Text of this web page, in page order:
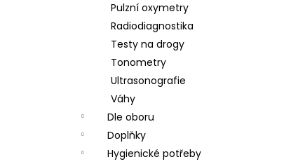
Pulzní oxymetry
Radiodiagnostika
Testy na drogy
Tonometry
Ultrasonografie
Váhy
Dle oboru
Doplňky
Hygienické potřeby